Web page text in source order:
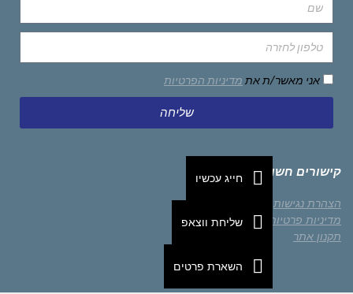
אני מאשר/ת את מדיניות הפרטיות
שליחה
קישורים חשובים
הצהרת נגישות
מדיניות פרטיות
תקנון אתר
חייג עכשיו
שליחת ווצאפ
השארת פרטים